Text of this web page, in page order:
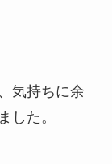
気持ちに余
した。